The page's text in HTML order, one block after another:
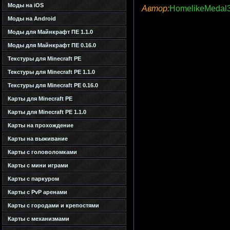
Моды на iOS
Моды на Android
Моды для Майнкрафт ПЕ 1.1.0
Моды для Майнкрафт ПЕ 0.16.0
Текстуры для Minecraft PE
Текстуры для Minecraft PE 1.1.0
Текстуры для Minecraft PE 0.16.0
Карты для Minecraft PE
Карты для Minecraft PE 1.1.0
Карты на прохождение
Карты на выживание
Карты с головоломками
Карты с мини играми
Карты с паркуром
Карты с PvP аренами
Карты с городами и крепостями
Карты с механизмами
Автор: